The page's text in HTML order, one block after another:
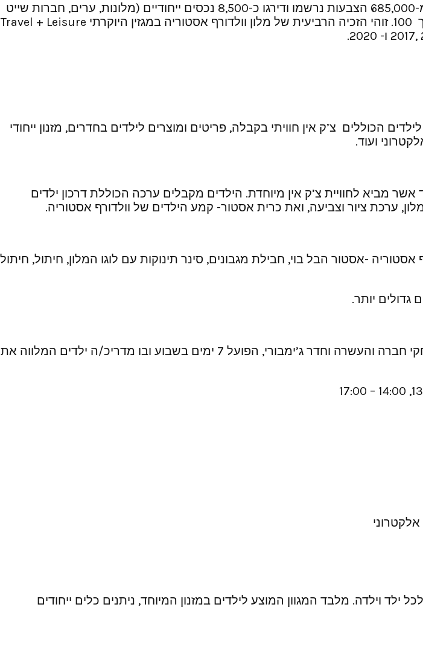
כ 165,000 קוראי Travel + Leisure השלימו את הסקר השנתי של 2023. יותר מ-685,000 הצבעות נרשמו ודירגו כ-8,500 נכסים ייחודיים (מלונות, ערים, חברות שייט
וכו’). המדרגים העניקו למלון ‘וולדורף אסטוריה’ הירושלמי את הציון 92.80 מתוך 100. זוהי הזכיה הרביעית של מלון וולדורף אסטוריה במגזין היוקרתי Travel + Leisure
הכוללים צ’ק אין חוויתי בקבלה, פריטים ומוצרים לילדים בחדרים, מזנון ייחודי
ועוד.
לחוויית צ’ק אין מיוחדת. הילדים מקבלים ערכה הכוללת דרכון ילדים
ערכת ציור וצביעה, ואת כרית אסטור- קמע הילדים של וולדורף אסטוריה.
-אסטור הבל בוי, חבילת מגבונים, סינר תינוקות עם לוגו המלון, חיתול, חיתול
גדולים יותר.
בקומה -1 נפתח חדר משחקים המשמש פינה קסומה ורגועה עם צעצועים, משחקי חברה והעשרה וחדר ג’ימבורי, הפועל 7 ימים בשבוע ובו מדריכ/ה ילדים המלווה את
וילדה. מלבד המגוון המוצע לילדים במזנון המיוחד, ניתנים כלים ייחודים